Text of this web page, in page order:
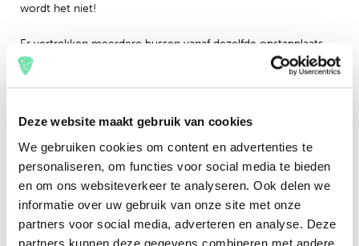
Deze website maakt gebruik van cookies
We gebruiken cookies om content en advertenties te
personaliseren, om functies voor social media te bieden
en om ons websiteverkeer te analyseren. Ook delen we
informatie over uw gebruik van onze site met onze
partners voor social media, adverteren en analyse. Deze
partners kunnen deze gegevens combineren met andere
wordt het niet!
Er vertrekken meerdere bussen vanaf dezelfde opstapplaats.
Maak daarom één boeking voor de hele groep. Op deze
manier wordt voorkomen dat reizigers in verschillende bussen
Faciliteiten in de Sziget Bus
Luchtvering voor optimaal rijgenot
Verstelbare fauteuils
Dubbele beglazing, airconditioning en plintverwarming